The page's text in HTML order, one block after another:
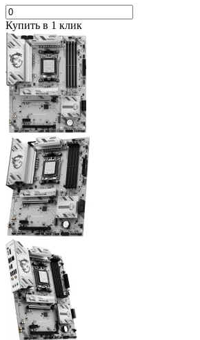
Купить в 1 клик